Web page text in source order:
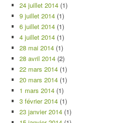
24 juillet 2014 (1)
9 juillet 2014 (1)
6 juillet 2014 (1)
4 juillet 2014 (1)
28 mai 2014 (1)
28 avril 2014 (2)
22 mars 2014 (1)
20 mars 2014 (1)
1 mars 2014 (1)
3 février 2014 (1)
23 janvier 2014 (1)